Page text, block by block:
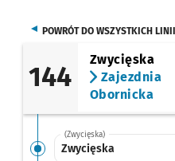
POWRÓT DO WSZYSTKICH LINII
144
Zwycięska
Zajezdnia
Obornicka
(Zwycięska)
Zwycięska